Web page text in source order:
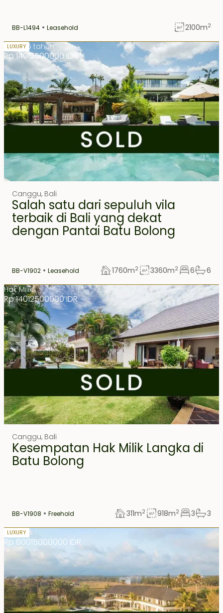
BB-L1494 Leasehold 2100m2
Sewa 15 tahun
Rp 14012500000 IDR
LUXURY
EXCLUSIVE
Canggu, Bali
Salah satu dari sepuluh vila
terbaik di Bali yang dekat
dengan Pantai Batu Bolong
BB-V1902 Leasehold 1760m2 3360m2 6
6
Hak Milik
Rp 14012500000 IDR
EXCLUSIVE
Canggu, Bali
Kesempatan Hak Milik Langka di
Batu Bolong
BB-V1908 Freehold 311m2 918m2 3
3
Hak Milik
Rp 60015000000 IDR
LUXURY